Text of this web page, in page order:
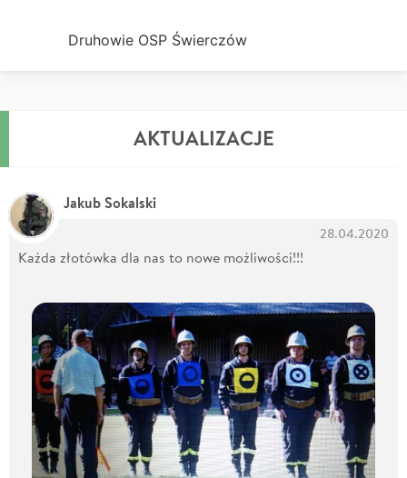
Druhowie OSP Świerczów
AKTUALIZACJE
Jakub Sokalski
28.04.2020
Każda złotówka dla nas to nowe możliwości!!!